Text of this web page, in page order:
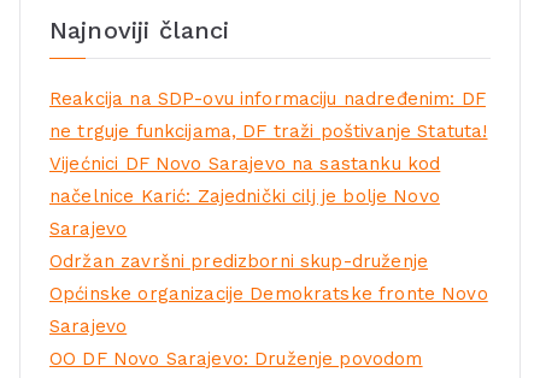
Najnoviji članci
Reakcija na SDP-ovu informaciju nadređenim: DF
ne trguje funkcijama, DF traži poštivanje Statuta!
Vijećnici DF Novo Sarajevo na sastanku kod
načelnice Karić: Zajednički cilj je bolje Novo
Sarajevo
Održan završni predizborni skup-druženje
Općinske organizacije Demokratske fronte Novo
Sarajevo
OO DF Novo Sarajevo: Druženje povodom